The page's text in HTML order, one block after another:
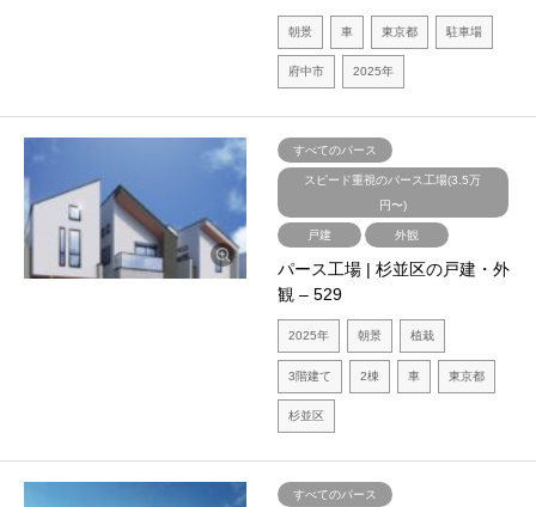
朝景 車 東京都 駐車場
府中市 2025年
すべてのパース
スピード重視のパース工場(3.5万
円〜)
戸建 外観
パース工場 | 杉並区の戸建・外
観 – 529
2025年 朝景 植栽
3階建て 2棟 車 東京都
杉並区
すべてのパース